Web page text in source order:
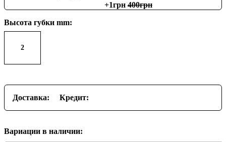
+1грн 400
Высота губки mm:
2
Доставка: Кредит:
Вариации в наличии: